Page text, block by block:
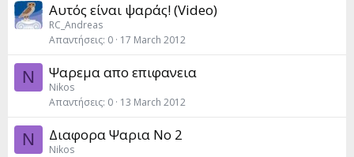
Αυτός είναι ψαράς! (Video)
RC_Andreas
Απαντήσεις 0 17 March 2012
N Ψαρεμα απο επιφανεια
Nikos
Απαντήσεις 0 13 March 2012
N Διαφορα Ψαρια Νο 2
Nikos